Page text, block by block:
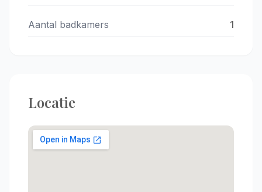
Aantal badkamers 1
Locatie